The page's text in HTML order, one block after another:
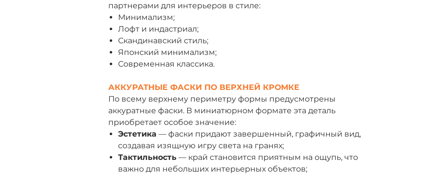
партнерами для интерьеров в стиле:
Минимализм;
Лофт и индастриал;
Скандинавский стиль;
Японский минимализм;
Современная классика.
АККУРАТНЫЕ ФАСКИ ПО ВЕРХНЕЙ КРОМКЕ
По всему верхнему периметру формы предусмотрены
аккуратные фаски. В миниатюрном формате эта деталь
приобретает особое значение:
Эстетика — фаски придают завершенный, графичный вид,
создавая изящную игру света на гранях;
Тактильность — край становится приятным на ощупь, что
важно для небольших интерьерных объектов;